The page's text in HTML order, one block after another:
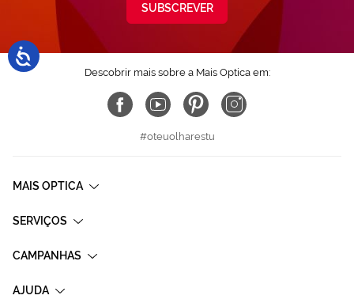
SUBSCREVER
Descobrir mais sobre a Mais Optica em:
#oteuolharestu
MAIS OPTICA
SERVIÇOS
CAMPANHAS
AJUDA